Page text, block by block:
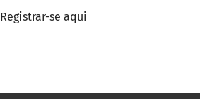
Registrar-se aqui